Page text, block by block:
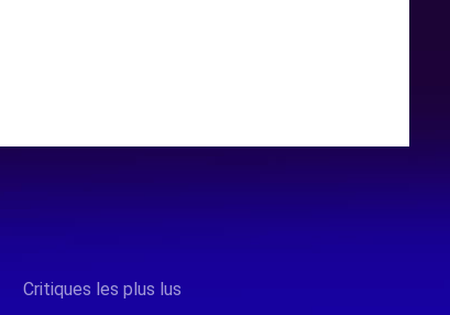
Critiques les plus lus